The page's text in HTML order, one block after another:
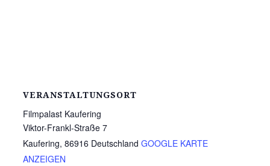
VERANSTALTUNGSORT
Filmpalast Kaufering
Viktor-Frankl-Straße 7
Kaufering, 86916 Deutschland GOOGLE KARTE
ANZEIGEN